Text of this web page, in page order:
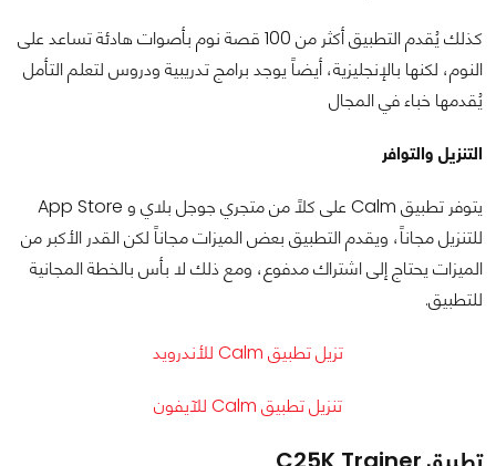
كذلك يُقدم التطبيق أكثر من 100 قصة نوم بأصوات هادئة تساعد على
النوم، لكنها بالإنجليزية، أيضاً يوجد برامج تدريبية ودروس لتعلم التأمل
يُقدمها خباء في المجال
التنزيل والتوافر
يتوفر تطبيق Calm على كلاً من متجري جوجل بلاي و App Store
للتنزيل مجاناً، ويقدم التطبيق بعض الميزات مجاناً لكن القدر الأكبر من
الميزات يحتاج إلى اشتراك مدفوع، ومع ذلك لا بأس بالخطة المجانية
للتطبيق.
تزيل تطبيق Calm للأندرويد
تنزيل تطبيق Calm للآيفون